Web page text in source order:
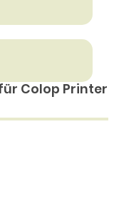
Colop Printer